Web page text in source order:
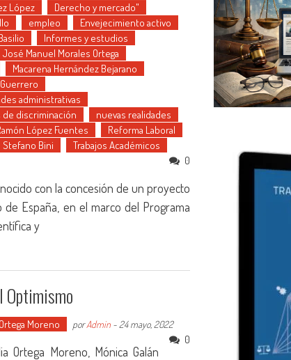
López
Derecho y mercado"
empleo
Envejecimiento activo
Informes y estudios
José Manuel Morales Ortega
Macarena Hernández Bejarano
administrativas
de discriminación
nuevas realidades
López Fuentes
Reforma Laboral
Stefano Bini Trabajos Académicos
0
con la concesión de un proyecto
España, en el marco del Programa
y
Optimismo
Moreno porAdmin - 24 mayo, 2022
0
Ortega Moreno, Mónica Galán